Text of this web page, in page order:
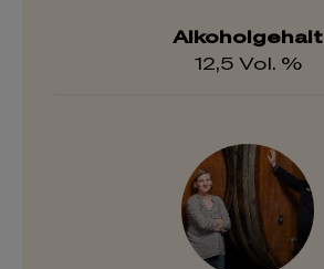
Alkoholgehalt
12,5 Vol. %